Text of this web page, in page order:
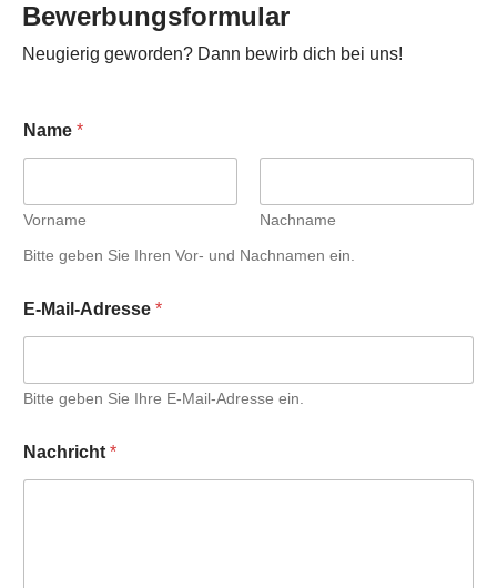
Bewerbungsformular
Neugierig geworden? Dann bewirb dich bei uns!
Name *
Vorname
Nachname
Bitte geben Sie Ihren Vor- und Nachnamen ein.
E-Mail-Adresse *
Bitte geben Sie Ihre E-Mail-Adresse ein.
Nachricht *